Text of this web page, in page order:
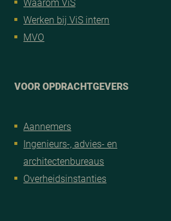
Werken bij ViS intern
MVO
VOOR OPDRACHTGEVERS
Aannemers
Ingenieurs-, advies- en
architectenbureaus
Overheidsinstanties